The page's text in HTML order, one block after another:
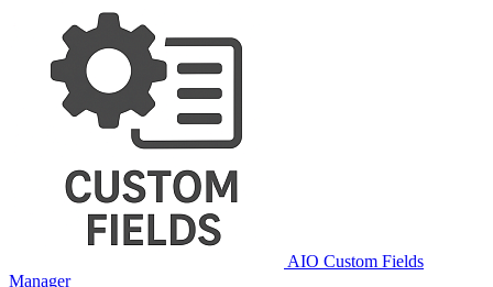
AIO Custom Fields
Manager